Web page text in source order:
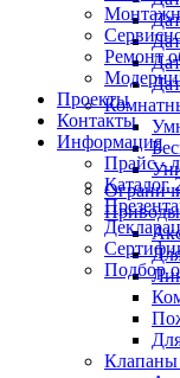
Ремонт
Проекты
Контакты
Информация
Прайс -
Каталог
Подбор
Приводы